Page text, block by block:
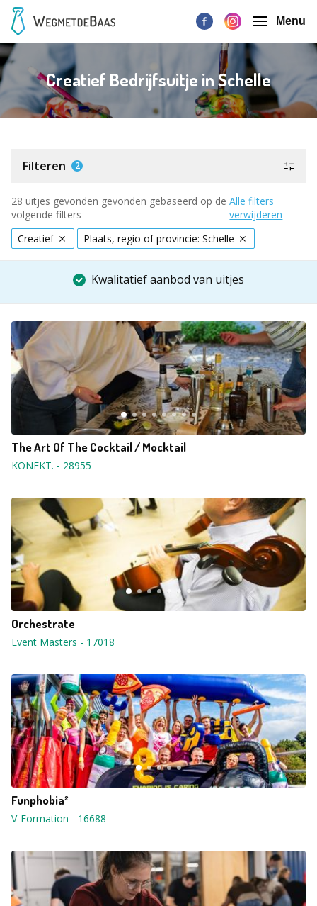
Menu
Creatief Bedrijfsuitje in Schelle
Filteren 2
28 uitjes gevonden gevonden gebaseerd op de
volgende filters
Alle filters
verwijderen
Creatief
Plaats, regio of provincie: Schelle
Kwalitatief aanbod van uitjes
The Art Of The Cocktail / Mocktail
KONEKT. - 28955
Orchestrate
Event Masters - 17018
Funphobia²
V-Formation - 16688